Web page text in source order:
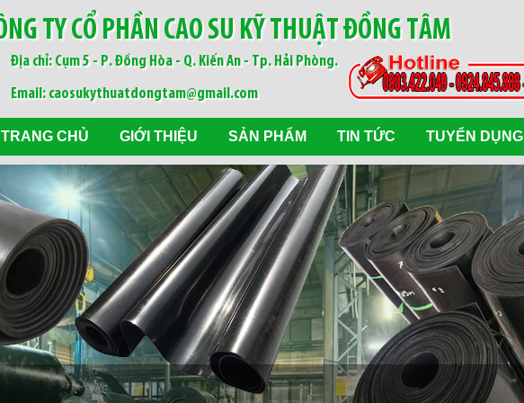
TY CỔ PHẦN CAO SU KỸ THUẬT ĐỒNG TÂM
Địa chỉ: Cụm 5 - P. Đồng Hòa - Q. Kiến An - Tp. Hải Phòng.
Email: caosukythuatdongtam@gmail.com
TRANG CHỦ GIỚI THIỆU SẢN PHẨM TIN TỨC TUYỂN DỤNG